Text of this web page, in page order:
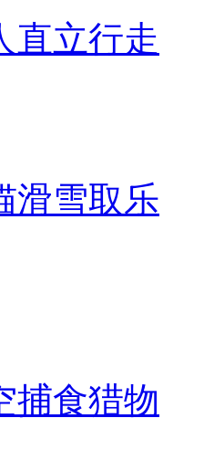
直立行走
滑雪取乐
捕食猎物